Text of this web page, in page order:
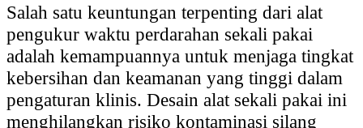
Salah satu keuntungan terpenting dari alat
pengukur waktu perdarahan sekali pakai
adalah kemampuannya untuk menjaga tingkat
kebersihan dan keamanan yang tinggi dalam
pengaturan klinis. Desain alat sekali pakai ini
menghilangkan risiko kontaminasi silang